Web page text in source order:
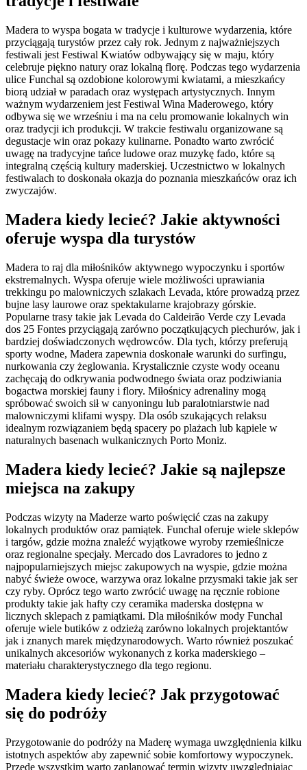
Madera to wyspa bogata w tradycje i kulturowe wydarzenia, które
przyciągają turystów przez cały rok. Jednym z najważniejszych
festiwali jest Festiwal Kwiatów odbywający się w maju, który
celebruje piękno natury oraz lokalną florę. Podczas tego wydarzenia
ulice Funchal są ozdobione kolorowymi kwiatami, a mieszkańcy
biorą udział w paradach oraz występach artystycznych. Innym
ważnym wydarzeniem jest Festiwal Wina Maderowego, który
odbywa się we wrześniu i ma na celu promowanie lokalnych win
oraz tradycji ich produkcji. W trakcie festiwalu organizowane są
degustacje win oraz pokazy kulinarne. Ponadto warto zwrócić
uwagę na tradycyjne tańce ludowe oraz muzykę fado, które są
integralną częścią kultury maderskiej. Uczestnictwo w lokalnych
festiwalach to doskonała okazja do poznania mieszkańców oraz ich
zwyczajów.
Madera kiedy lecieć? Jakie aktywności
oferuje wyspa dla turystów
Madera to raj dla miłośników aktywnego wypoczynku i sportów
ekstremalnych. Wyspa oferuje wiele możliwości uprawiania
trekkingu po malowniczych szlakach Levada, które prowadzą przez
bujne lasy laurowe oraz spektakularne krajobrazy górskie.
Popularne trasy takie jak Levada do Caldeirão Verde czy Levada
dos 25 Fontes przyciągają zarówno początkujących piechurów, jak i
bardziej doświadczonych wędrowców. Dla tych, którzy preferują
sporty wodne, Madera zapewnia doskonałe warunki do surfingu,
nurkowania czy żeglowania. Krystalicznie czyste wody oceanu
zachęcają do odkrywania podwodnego świata oraz podziwiania
bogactwa morskiej fauny i flory. Miłośnicy adrenaliny mogą
spróbować swoich sił w canyoningu lub paralotniarstwie nad
malowniczymi klifami wyspy. Dla osób szukających relaksu
idealnym rozwiązaniem będą spacery po plażach lub kąpiele w
naturalnych basenach wulkanicznych Porto Moniz.
Madera kiedy lecieć? Jakie są najlepsze
miejsca na zakupy
Podczas wizyty na Maderze warto poświęcić czas na zakupy
lokalnych produktów oraz pamiątek. Funchal oferuje wiele sklepów
i targów, gdzie można znaleźć wyjątkowe wyroby rzemieślnicze
oraz regionalne specjały. Mercado dos Lavradores to jedno z
najpopularniejszych miejsc zakupowych na wyspie, gdzie można
nabyć świeże owoce, warzywa oraz lokalne przysmaki takie jak ser
czy ryby. Oprócz tego warto zwrócić uwagę na ręcznie robione
produkty takie jak hafty czy ceramika maderska dostępna w
licznych sklepach z pamiątkami. Dla miłośników mody Funchal
oferuje wiele butików z odzieżą zarówno lokalnych projektantów
jak i znanych marek międzynarodowych. Warto również poszukać
unikalnych akcesoriów wykonanych z korka maderskiego –
materiału charakterystycznego dla tego regionu.
Madera kiedy lecieć? Jak przygotować
się do podróży
Przygotowanie do podróży na Maderę wymaga uwzględnienia kilku
istotnych aspektów aby zapewnić sobie komfortowy wypoczynek.
Przede wszystkim warto zaplanować termin wizyty uwzględniając